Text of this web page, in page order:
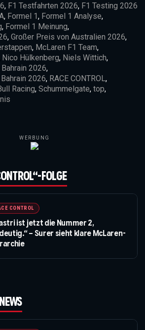
, F1 Testfahrten 2026, F1 Testing 2026
, Formel 1, Formel 1 Analyse,
, Formel 1 Meinung,
, Großer Preis von Australien 2026,
, McLaren F1 Team,
Nico Hülkenberg, Niels Wittich,
2026,
2026, RACE CONTROL,
Racing, Schummelgate, top,
WERBUNG
FOLGE
CONTROL
ist jetzt die Nummer 2,
– Surer sieht klare McLaren-